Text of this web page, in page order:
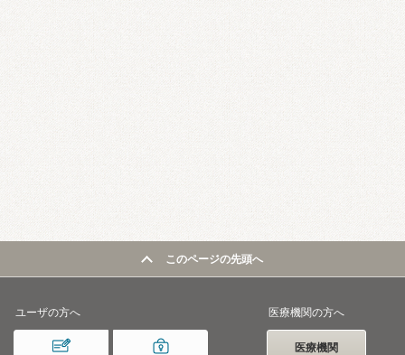
このページの先頭へ
ユーザの方へ 医療機関の方へ
医療機関